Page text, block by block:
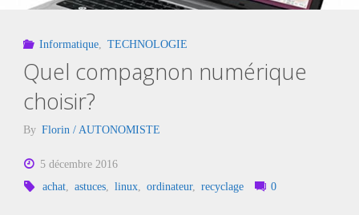
Informatique TECHNOLOGIE
Quel compagnon numérique
choisir?
By Florin / AUTONOMISTE
5 décembre 2016
achat, astuces, linux, ordinateur, recyclage 0